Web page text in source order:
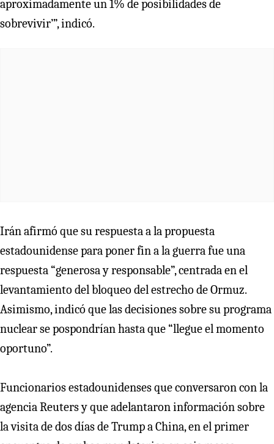
aproximadamente un 1% de posibilidades de
sobrevivir’”, indicó.
Irán afirmó que su respuesta a la propuesta
estadounidense para poner fin a la guerra fue una
respuesta “generosa y responsable”, centrada en el
levantamiento del bloqueo del estrecho de Ormuz.
Asimismo, indicó que las decisiones sobre su programa
nuclear se pospondrían hasta que “llegue el momento
oportuno”.
Funcionarios estadounidenses que conversaron con la
agencia Reuters y que adelantaron información sobre
la visita de dos días de Trump a China, en el primer